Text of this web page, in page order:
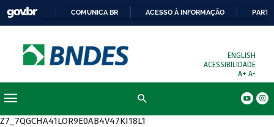
COMUNICA BR ACESSO À INFORMAÇÃO
ENGLISH
ACESSIBILIDADE
A+ A-
Z7_7QGCHA41LOR9E0AB4V47KI18L1